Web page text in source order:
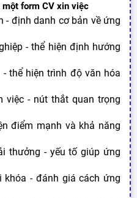
form CV xin việc
- định danh cơ bản về ứng
- thể hiện định hướng
thể hiện trình độ văn hóa
việc - nút thắt quan trọng
điểm mạnh và khả năng
thưởng - yếu tố giúp ứng
khóa - đánh giá cách ứng